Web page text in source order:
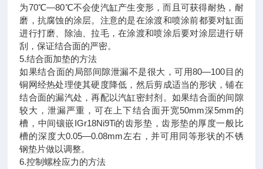
为70℃—80℃不会使汽缸产生变形，而且可获得耐热，耐
磨，抗腐蚀的涂层。注意的是在涂渡和喷涂前都要对缸面
进行打磨、除油、拉毛，在涂渡和喷涂后要对涂层进行研
刮，保证结合面的严密。
5.结合面加垫的方法
如果结合面的局部间隙泄漏不是很大，可用80—100目的
铜网经热处理使其硬度降低，然后剪成适当的形状，铺在
结合面的漏汽处，再配以汽缸密封剂。如果结合面的间隙
较大，泄漏严重，可在上下结合面开宽50mm深5mm的
槽，中间镶嵌IGr18Ni9Ti的齿形垫，齿形垫的厚度一般比
槽的深度大0.05—0.08mm左右，并可用同等形状的不锈
钢垫片做以调整。
6.控制螺栓应力的方法